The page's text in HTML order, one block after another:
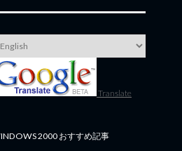
Translate
2000 おすすめ記事